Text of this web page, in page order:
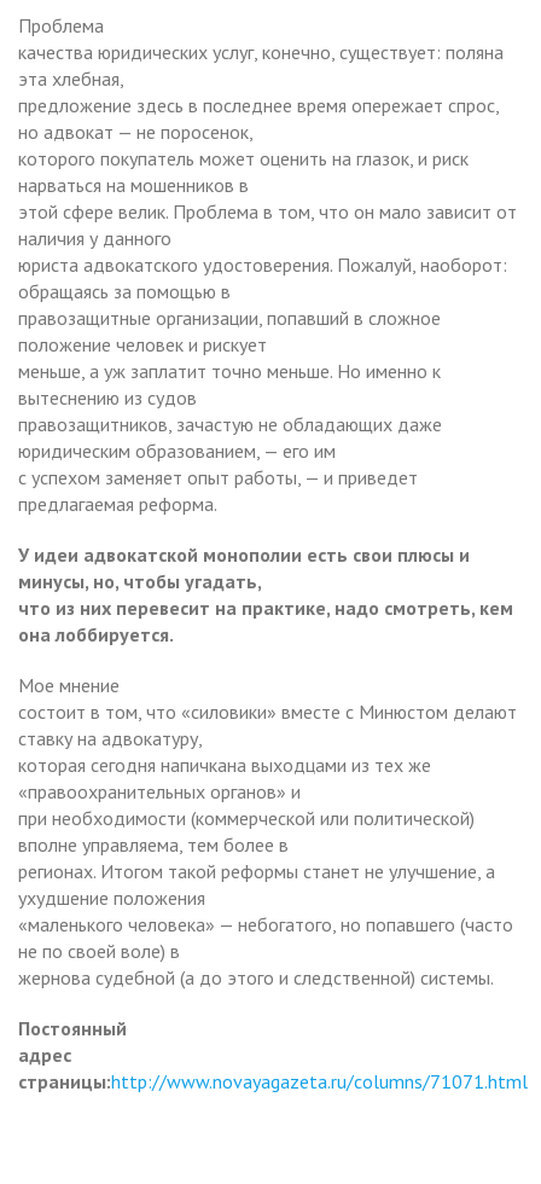
Проблема
качества юридических услуг, конечно, существует: поляна
эта хлебная,
предложение здесь в последнее время опережает спрос,
но адвокат — не поросенок,
которого покупатель может оценить на глазок, и риск
нарваться на мошенников в
этой сфере велик. Проблема в том, что он мало зависит от
наличия у данного
юриста адвокатского удостоверения. Пожалуй, наоборот:
обращаясь за помощью в
правозащитные организации, попавший в сложное
положение человек и рискует
меньше, а уж заплатит точно меньше. Но именно к
вытеснению из судов
правозащитников, зачастую не обладающих даже
юридическим образованием, — его им
с успехом заменяет опыт работы, — и приведет
предлагаемая реформа.
У идеи адвокатской монополии есть свои плюсы и
минусы, но, чтобы угадать,
что из них перевесит на практике, надо смотреть, кем
она лоббируется.
Мое мнение
состоит в том, что «силовики» вместе с Минюстом делают
ставку на адвокатуру,
которая сегодня напичкана выходцами из тех же
«правоохранительных органов» и
при необходимости (коммерческой или политической)
вполне управляема, тем более в
регионах. Итогом такой реформы станет не улучшение, а
ухудшение положения
«маленького человека» — небогатого, но попавшего (часто
не по своей воле) в
жернова судебной (а до этого и следственной) системы.
Постоянный
адрес
страницы:http://www.novayagazeta.ru/columns/71071.html